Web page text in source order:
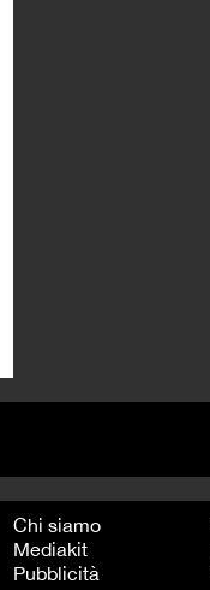
Chi siamo
Mediakit
Pubblicità